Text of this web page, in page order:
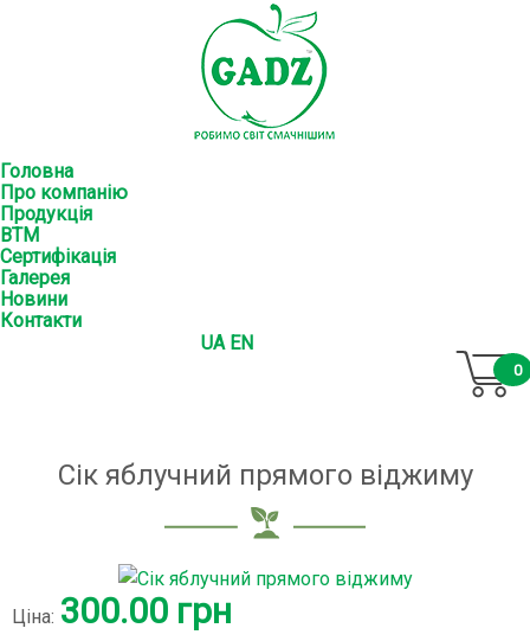
Головна
Про компанію
Продукція
ВТМ
Сертифікація
Галерея
Новини
Контакти
0
UA EN
Сік яблучний прямого віджиму
Ціна: 300.00 грн